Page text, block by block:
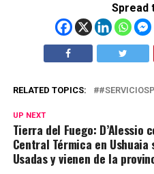
Spread
RELATED TOPICS:
UP NEXT
Tierra del Fuego: D’Alessio
Central Térmica en
Usadas y vienen de la